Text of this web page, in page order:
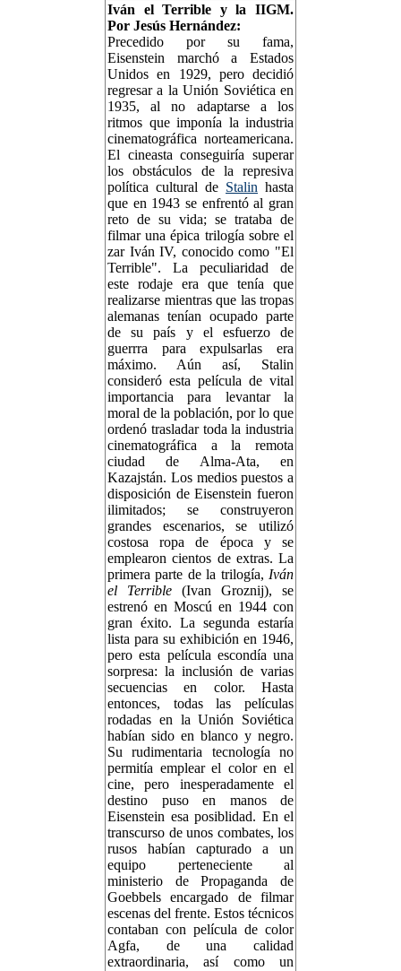
Iván el Terrible y la IIGM.
Por Jesús Hernández:
Precedido por su fama,
Eisenstein marchó a Estados
Unidos en 1929, pero decidió
regresar a la Unión Soviética en
1935, al no adaptarse a los
ritmos que imponía la industria
cinematográfica norteamericana.
El cineasta conseguiría superar
los obstáculos de la represiva
política cultural de Stalin hasta
que en 1943 se enfrentó al gran
reto de su vida; se trataba de
filmar una épica trilogía sobre el
zar Iván IV, conocido como "El
Terrible". La peculiaridad de
este rodaje era que tenía que
realizarse mientras que las tropas
alemanas tenían ocupado parte
de su país y el esfuerzo de
guerrra para expulsarlas era
máximo. Aún así, Stalin
consideró esta película de vital
importancia para levantar la
moral de la población, por lo que
ordenó trasladar toda la industria
cinematográfica a la remota
ciudad de Alma-Ata, en
Kazajstán. Los medios puestos a
disposición de Eisenstein fueron
ilimitados; se construyeron
grandes escenarios, se utilizó
costosa ropa de época y se
emplearon cientos de extras. La
primera parte de la trilogía, Iván
el Terrible (Ivan Groznij), se
estrenó en Moscú en 1944 con
gran éxito. La segunda estaría
lista para su exhibición en 1946,
pero esta película escondía una
sorpresa: la inclusión de varias
secuencias en color. Hasta
entonces, todas las películas
rodadas en la Unión Soviética
habían sido en blanco y negro.
Su rudimentaria tecnología no
permitía emplear el color en el
cine, pero inesperadamente el
destino puso en manos de
Eisenstein esa posiblidad. En el
transcurso de unos combates, los
rusos habían capturado a un
equipo perteneciente al
ministerio de Propaganda de
Goebbels encargado de filmar
escenas del frente. Estos técnicos
contaban con película de color
Agfa, de una calidad
extraordinaria, así como un